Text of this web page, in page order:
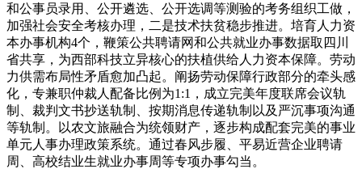
和公事员录用、公开遴选、公开选调等测验的考务组织工做，
加强社会安全考核办理，二是技术扶贫稳步推进。培育人力资
本办事机构4个，鞭策公共聘请网和公共就业办事数据取四川
省共享，为西部科技立异核心的扶植供给人力资本保障。劳动
力供需布局性矛盾愈加凸起。阐扬劳动保障行政部分的牵头感
化，专兼职仲裁人配备比例为1:1，成立完美年度联席会议轨
制、裁判文书抄送轨制、按期消息传递轨制以及严沉事项沟通
等轨制。以农文旅融合为统领财产，逐步构成配套完美的事业
单元人事办理政策系统。通过春风步履、平易近营企业聘请
周、高校结业生就业办事周等专项办事勾当。